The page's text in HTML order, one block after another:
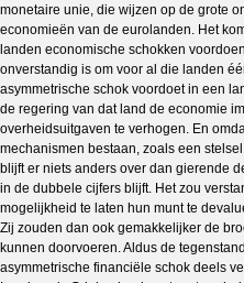
monetaire unie, die wijzen op de grote
economieën van de eurolanden. Het
landen economische schokken
onverstandig is om voor al die landen
asymmetrische schok voordoet in een
de regering van dat land de economie
overheidsuitgaven te verhogen. En
mechanismen bestaan, zoals een
blijft er niets anders over dan gierende
in de dubbele cijfers blijft. Het zou
mogelijkheid te laten hun munt te
Zij zouden dan ook gemakkelijker de
kunnen doorvoeren. Aldus de
asymmetrische financiële schok deels